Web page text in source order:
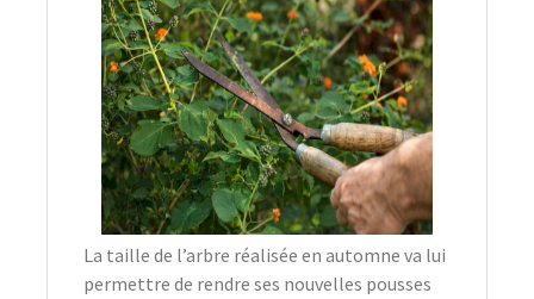
La taille de l’arbre réalisée en automne va lui
permettre de rendre ses nouvelles pousses